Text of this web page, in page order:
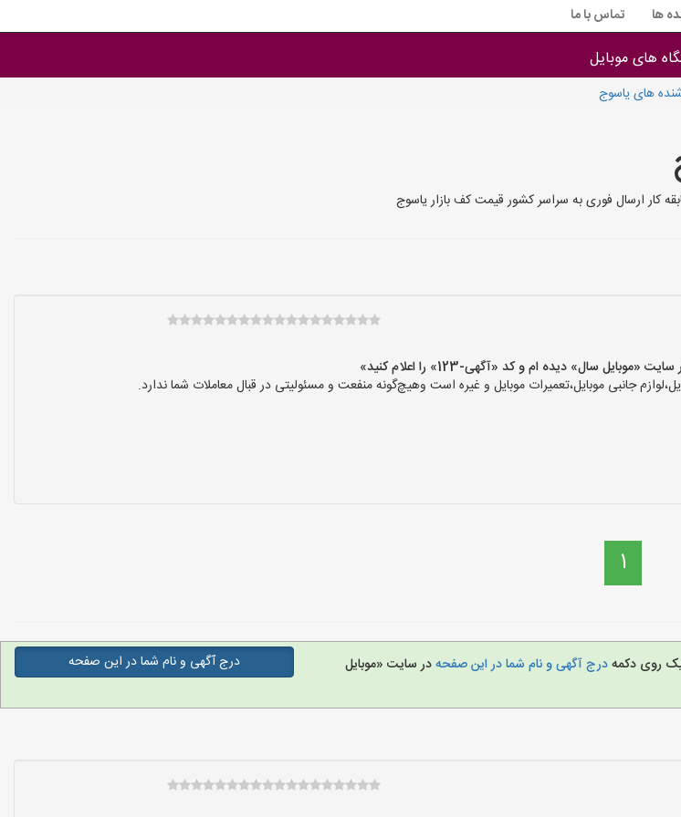
ها تماس با ما
های موبایل
های یاسوج
کار ارسال فوری به سراسر کشور قیمت کف بازار یاسوج
سال» دیده ام و کد «آگهی-123» را اعلام کنید»
جانبی موبایل،تعمیرات موبایل و غیره است وهیچ‌گونه منفعت و مسئولیتی در قبال معاملات شما ندارد.
1
روی دکمهدرج آگهی و نام شما در این صفحهدر سایت «موبایل
درج آگهی و نام شما در این صفحه